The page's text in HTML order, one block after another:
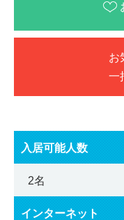
お
一
入居可能人数
2名
インターネット